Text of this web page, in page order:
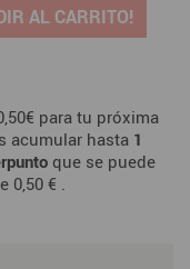
AL CARRITO!
para tu próxima
acumular hasta 1
que se puede
0,50 €